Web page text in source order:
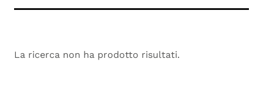
La ricerca non ha prodotto risultati.